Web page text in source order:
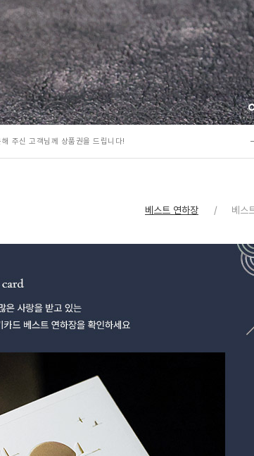
해 주신 고객님께 상품권을 드립니다!
베스트 연하장 베스